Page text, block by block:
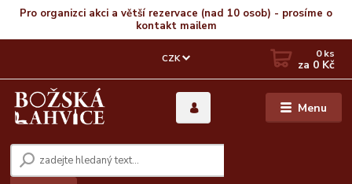
Pro organizci akci a větší rezervace (nad 10 osob) - prosíme o
kontakt mailem
Menu
CZK 0ks
za 0 Kč